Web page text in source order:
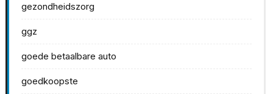
gezondheidszorg
ggz
goede betaalbare auto
goedkoopste